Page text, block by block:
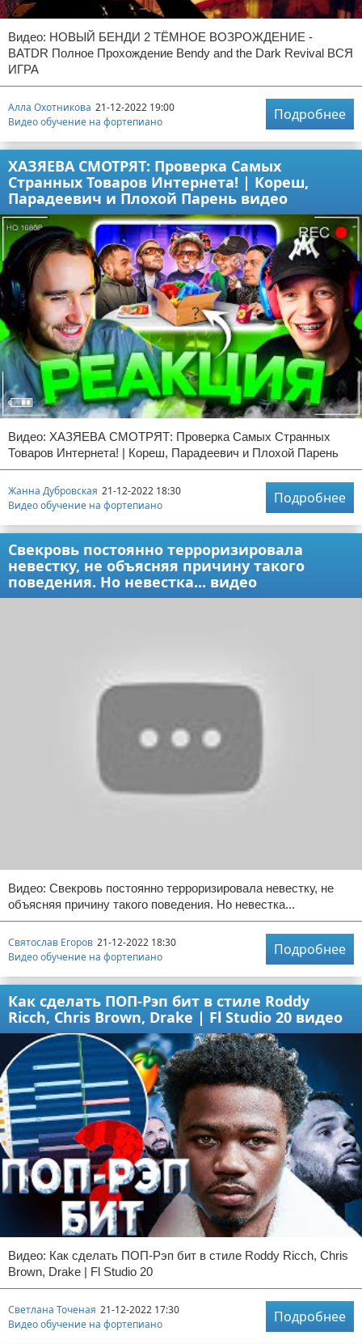
Видео: НОВЫЙ БЕНДИ 2 ТЁМНОЕ ВОЗРОЖДЕНИЕ -
BATDR Полное Прохождение Bendy and the Dark Revival ВСЯ
ИГРА
Алла Охотникова 21-12-2022 19:00
Видео обучение на фортепиано
Подробнее
ХАЗЯЕВА СМОТРЯТ: Проверка Самых
Странных Товаров Интернета! | Кореш,
Парадеевич и Плохой Парень видео
Видео: ХАЗЯЕВА СМОТРЯТ: Проверка Самых Странных
Товаров Интернета! | Кореш, Парадеевич и Плохой Парень
Жанна Дубровская 21-12-2022 18:30
Видео обучение на фортепиано
Подробнее
Свекровь постоянно терроризировала
невестку, не объясняя причину такого
поведения. Но невестка... видео
Видео: Свекровь постоянно терроризировала невестку, не
объясняя причину такого поведения. Но невестка...
Святослав Егоров 21-12-2022 18:30
Видео обучение на фортепиано
Подробнее
Как сделать ПОП-Рэп бит в стиле Roddy
Ricch, Chris Brown, Drake | Fl Studio 20 видео
Видео: Как сделать ПОП-Рэп бит в стиле Roddy Ricch, Chris
Brown, Drake | Fl Studio 20
Светлана Точеная 21-12-2022 17:30
Видео обучение на фортепиано
Подробнее